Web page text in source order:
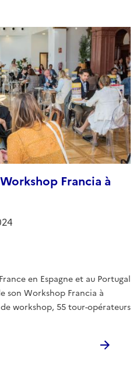
Francia à
en Espagne et au Portugal
son Workshop Francia à
workshop, 55 tour-opérateurs